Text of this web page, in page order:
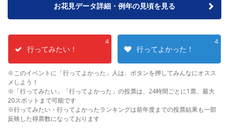
お花見データ詳細・例年の見頃を見る
4
行ってみたい！
4
行ってよかった！
※このイベントに「行ってよかった」人は、ボタンを押してみんなにオスス
メしよう！
※「行ってみたい」「行ってよかった」の投票は、24時間ごとに1票、最大
20スポットまで可能です
※行ってみたい・行ってよかったランキングは前年度までの投票結果も一部
反映した得票数になっております